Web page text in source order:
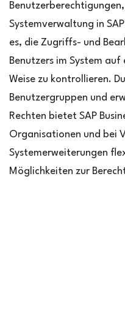
Systemverwaltung in
es, die Zugriffs- und
Benutzers im System
Weise zu kontrollieren.
Benutzergruppen und
Rechten bietet SAP
Organisationen und bei
Systemerweiterungen
Möglichkeiten zur